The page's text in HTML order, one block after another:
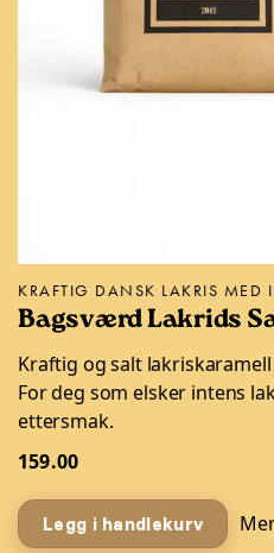
KRAFTIG DANSK LAKRIS MED
Bagsværd Lakrids
Kraftig og salt
For deg som elsker intens
ettersmak.
159.00
Legg i handlekurv